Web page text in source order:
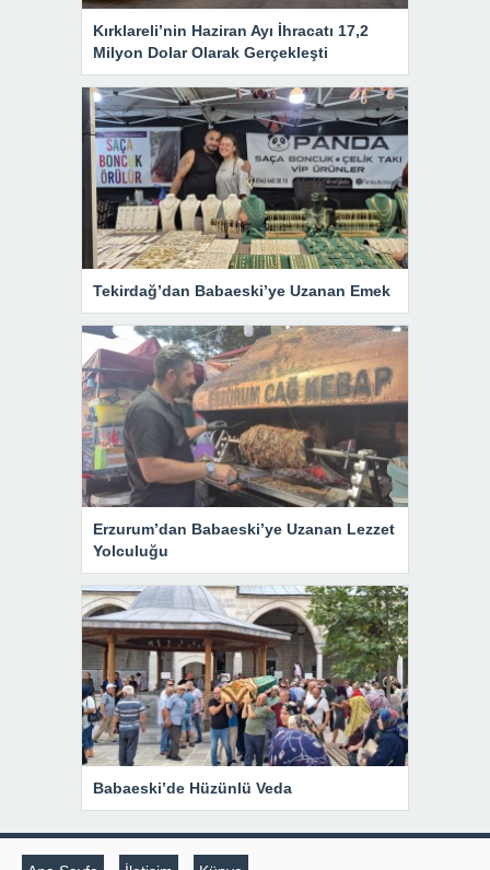
Kırklareli’nin Haziran Ayı İhracatı 17,2
Milyon Dolar Olarak Gerçekleşti
Tekirdağ’dan Babaeski’ye Uzanan Emek
Erzurum’dan Babaeski’ye Uzanan Lezzet
Yolculuğu
Babaeski’de Hüzünlü Veda